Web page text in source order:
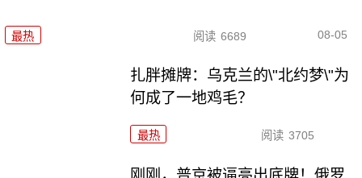
最热 阅读 6689 08-05
扎胖摊牌：乌克兰的\"北约梦\"为
何成了一地鸡毛？
最热 阅读 3705